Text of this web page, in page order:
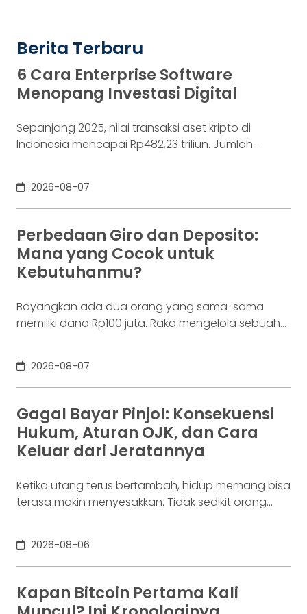
Berita Terbaru
6 Cara Enterprise Software
Menopang Investasi Digital
Sepanjang 2025, nilai transaksi aset kripto di
Indonesia mencapai Rp482,23 triliun. Jumlah
(OJK). Angka sebesar itu lahir dari jutaan tindakan
yang di layar terasa sederhana, dari login, memilih
aset, lalu menekan tombol beli. Namun, satu
ketukan tersebut bukan akhir proses. Di belakang
layar,
2026-08-07
Perbedaan Giro dan Deposito:
Mana yang Cocok untuk
Kebutuhanmu?
Bayangkan ada dua orang yang sama-sama
memiliki dana Rp100 juta. Raka mengelola sebuah
biaya operasional, hingga kebutuhan usaha
lainnya. Ia membutuhkan rekening yang membuat
dana mudah bergerak. Sementara itu, Dina memiliki
Rp100 juta yang belum akan digunakan selama
enam bulan. Ia justru ingin
2026-08-07
Gagal Bayar Pinjol: Konsekuensi
Hukum, Aturan OJK, dan Cara
Keluar dari Jeratannya
Ketika utang terus bertambah, hidup memang bisa
terasa makin menyesakkan. Tidak sedikit orang
kondisi yang kita kenal sebagai gagal bayar. Ini
bukan masalah segelintir orang. Mengutip laporan
OJK dari dataindonesia.id, angka kredit macet di
industri fintech tercatat naik ke 4,38% per Januari
2026-08-06
Kapan Bitcoin Pertama Kali